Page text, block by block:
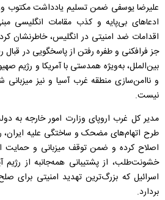
علیرضا یوسفی ضمن تسلیم یادداشت مکتوب
ادعاهای بی‌پایه و کذب مقامات انگلیسی
اقدامات ضد امنیتی در انگلیس، خاطرنشان
جز فرافکنی و طفره رفتن از پاسخگویی در قبال
بین‌الملل، به‌ویژه همدستی با آمریکا و رژیم
و ناامن‌سازی منطقه غرب آسیا و نیز
نیست‌.
مدیر کل غرب اروپای وزارت امور خارجه به
طرح اتهام‌های مضحک و ساختگی علیه ایران،
اصلاح کرده و ضمن توقف میزبانی و حمایت
خشونت‌طلب، از پشتیبانی همه‌جانبه از رژیم
اسرائیل که بزرگ‌ترین تهدید امنیتی
بردارد.